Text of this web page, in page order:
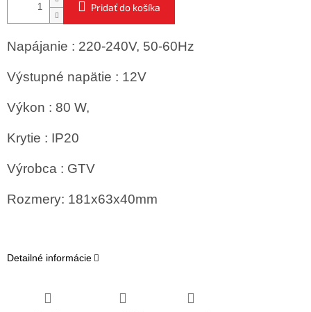
Pridať do košíka
Napájanie : 220-240V, 50-60Hz
Výstupné napätie : 12V
Výkon : 80 W,
Krytie : IP20
Výrobca : GTV
Rozmery: 181x63x40mm
Detailné informácie